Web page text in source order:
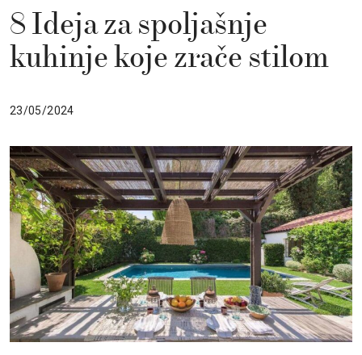
8 Ideja za spoljašnje
kuhinje koje zrače stilom
23/05/2024